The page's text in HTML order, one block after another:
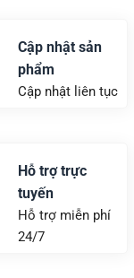
Cập nhật sản
phẩm
Cập nhật liên tục
Hỗ trợ trực
tuyến
Hỗ trợ miễn phí
24/7